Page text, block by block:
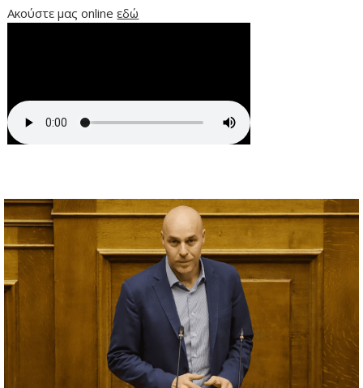
Ακούστε μας onlineεδώ